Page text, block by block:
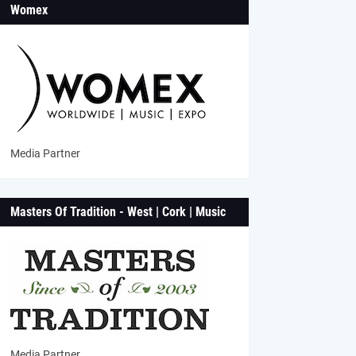
Womex
Media Partner
Masters Of Tradition - West | Cork | Music